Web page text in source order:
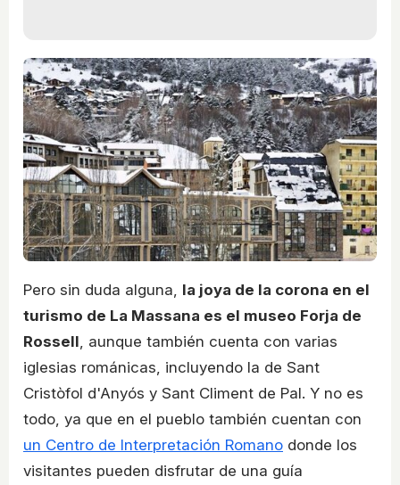
Pero sin duda alguna, la joya de la corona en el
turismo de La Massana es el museo Forja de
Rossell, aunque también cuenta con varias
iglesias románicas, incluyendo la de Sant
Cristòfol d'Anyós y Sant Climent de Pal. Y no es
todo, ya que en el pueblo también cuentan con
un Centro de Interpretación Romano donde los
visitantes pueden disfrutar de una guía